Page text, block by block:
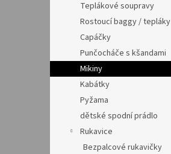
Teplákové soupravy
Rostoucí baggy / tepláky
Capáčky
Punčocháče s kšandami
Mikiny
Kabátky
Pyžama
dětské spodní prádlo
Rukavice
Bezpalcové rukavičky